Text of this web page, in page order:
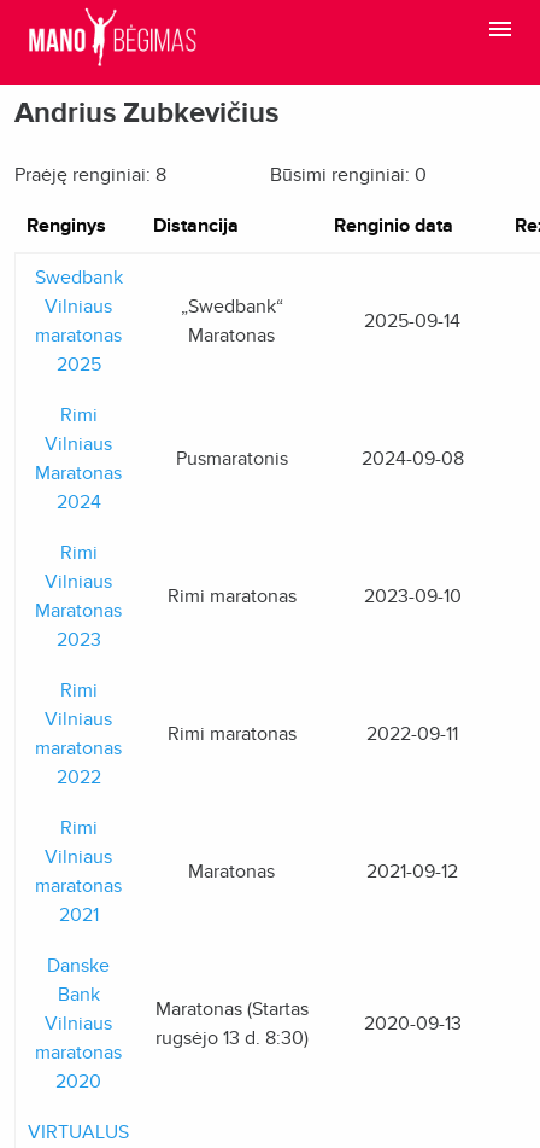
Andrius Zubkevičius
Praėję renginiai: 8 Būsimi renginiai: 0
Renginys Distancija Renginio data
Swedbank
Vilniaus
maratonas
2025
„Swedbank“
Maratonas
2025-09-14
Rimi
Vilniaus
Maratonas
2024
Pusmaratonis 2024-09-08
Rimi
Vilniaus
Maratonas
2023
Rimi maratonas 2023-09-10
Rimi
Vilniaus
maratonas
2022
Rimi maratonas 2022-09-11
Rimi
Vilniaus
maratonas
2021
Maratonas 2021-09-12
Danske
Bank
Vilniaus
maratonas
2020
Maratonas (Startas
rugsėjo 13 d. 8:30)
2020-09-13
VIRTUALUS